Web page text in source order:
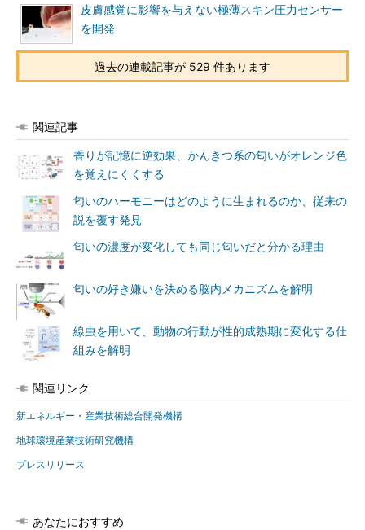
皮膚感覚に影響を与えない極薄スキン圧力センサー
を開発
過去の連載記事が 529 件あります
関連記事
香りが記憶に逆効果、かんきつ系の匂いがオレンジ色
を覚えにくくする
匂いのハーモニーはどのように生まれるのか、従来の
説を覆す発見
匂いの濃度が変化しても同じ匂いだと分かる理由
匂いの好き嫌いを決める脳内メカニズムを解明
線虫を用いて、動物の行動が性的成熟期に変化する仕
組みを解明
関連リンク
新エネルギー・産業技術総合開発機構
地球環境産業技術研究機構
プレスリリース
あなたにおすすめ